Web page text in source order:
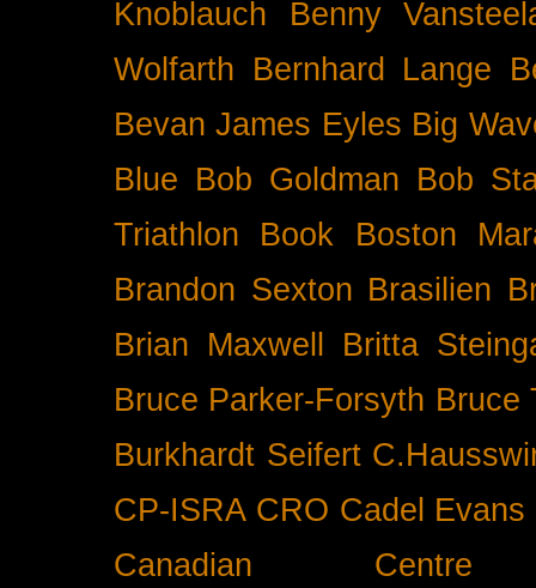
Knoblauch
Benny
Wolfarth Bernhard Lange
Bevan James Eyles Big
Blue Bob Goldman Bob
Triathlon
Book
Boston
Brandon Sexton Brasilien
Brian Maxwell
Britta
Bruce Parker-Forsyth Bruce
Burkhardt Seifert
CP-ISRA CRO Cadel Evans
Canadian